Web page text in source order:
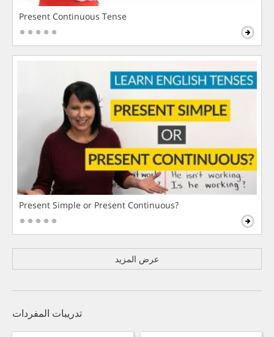
Present Continuous Tense
Present Simple or Present Continuous?
عرض المزيد
تدريبات المفردات